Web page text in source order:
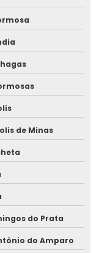
de Minas
do Prata
do Amparo